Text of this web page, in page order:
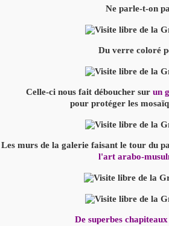
Ne parle-t-on
Du verre coloré
Celle-ci nous fait déboucher sur un
pour protéger les
Les murs de la galerie faisant le tour du
l'art arabo-
De superbes chapiteaux